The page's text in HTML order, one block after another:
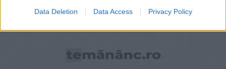
Data Deletion Data Access Privacy Policy